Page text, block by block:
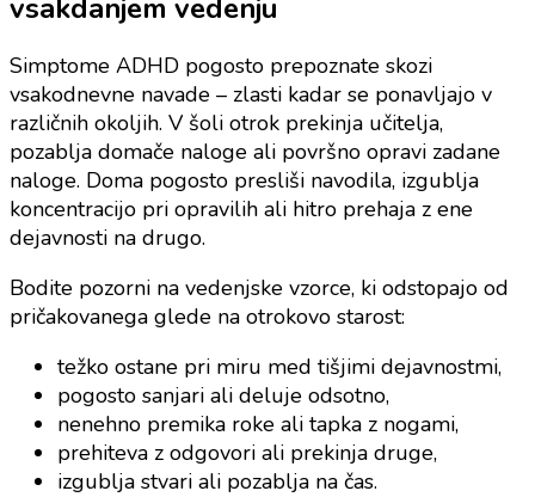
vsakdanjem vedenju
Simptome ADHD pogosto prepoznate skozi
vsakodnevne navade – zlasti kadar se ponavljajo v
različnih okoljih. V šoli otrok prekinja učitelja,
pozablja domače naloge ali površno opravi zadane
naloge. Doma pogosto presliši navodila, izgublja
koncentracijo pri opravilih ali hitro prehaja z ene
dejavnosti na drugo.
Bodite pozorni na vedenjske vzorce, ki odstopajo od
pričakovanega glede na otrokovo starost:
težko ostane pri miru med tišjimi dejavnostmi,
pogosto sanjari ali deluje odsotno,
nenehno premika roke ali tapka z nogami,
prehiteva z odgovori ali prekinja druge,
izgublja stvari ali pozablja na čas.